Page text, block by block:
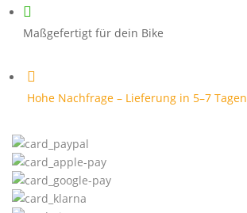
Menge

Maßgefertigt für dein Bike

Hohe Nachfrage – Lieferung in 5–7 Tagen